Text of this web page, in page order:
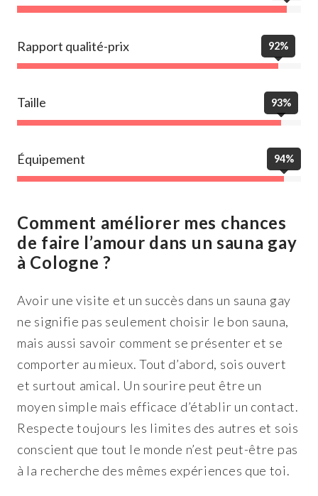
Rapport qualité-prix 92%
Taille 93%
Équipement 94%
Comment améliorer mes chances
de faire l’amour dans un sauna gay
à Cologne ?
Avoir une visite et un succès dans un sauna gay
ne signifie pas seulement choisir le bon sauna,
mais aussi savoir comment se présenter et se
comporter au mieux. Tout d’abord, sois ouvert
et surtout amical. Un sourire peut être un
moyen simple mais efficace d’établir un contact.
Respecte toujours les limites des autres et sois
conscient que tout le monde n’est peut-être pas
à la recherche des mêmes expériences que toi.